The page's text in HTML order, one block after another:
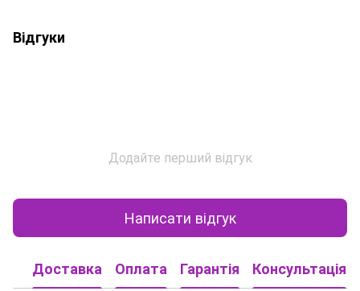
Відгуки
Додайте перший відгук
Написати відгук
Доставка Оплата Гарантія Консультація